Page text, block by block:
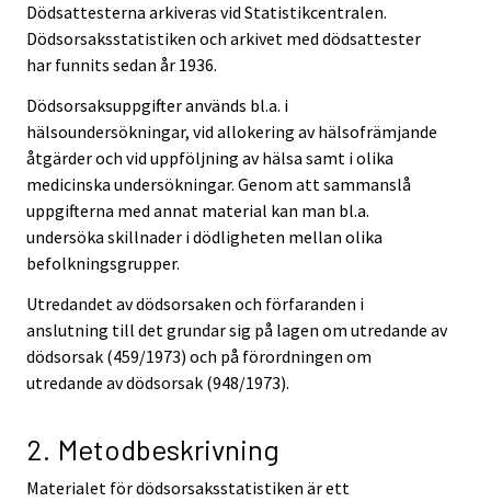
Dödsattesterna arkiveras vid Statistikcentralen.
Dödsorsaksstatistiken och arkivet med dödsattester
har funnits sedan år 1936.
Dödsorsaksuppgifter används bl.a. i
hälsoundersökningar, vid allokering av hälsofrämjande
åtgärder och vid uppföljning av hälsa samt i olika
medicinska undersökningar. Genom att sammanslå
uppgifterna med annat material kan man bl.a.
undersöka skillnader i dödligheten mellan olika
befolkningsgrupper.
Utredandet av dödsorsaken och förfaranden i
anslutning till det grundar sig på lagen om utredande av
dödsorsak (459/1973) och på förordningen om
utredande av dödsorsak (948/1973).
2. Metodbeskrivning
Materialet för dödsorsaksstatistiken är ett